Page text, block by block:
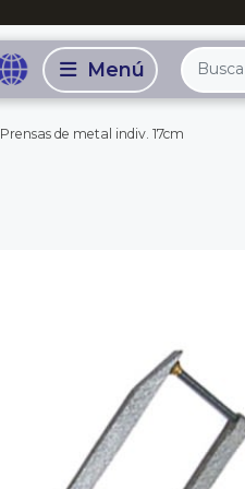
Prensas de metal indiv. 17cm